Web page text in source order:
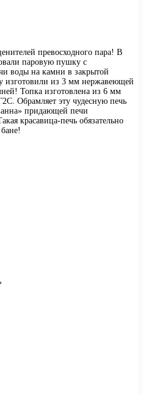
превосходного пара! В
паровую пушку с
воды на камни в закрытой
изготовили из 3 мм нержавеющей
Топка изготовлена из 6 мм
Обрамляет эту чудесную печь
придающей печи
красавица-печь обязательно